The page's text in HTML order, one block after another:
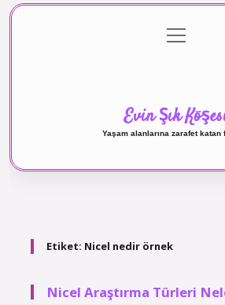
Gizlilik Politikası
menüyü
aç
Evin Şık
Yaşam alanlarına zarafet katan
Etiket: Nicel nedir örnek
Nicel Araştırma Türleri